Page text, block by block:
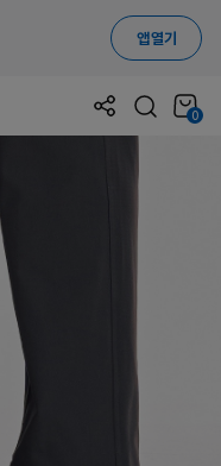
앱 열기
0